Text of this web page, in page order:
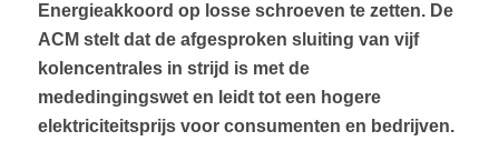
Energieakkoord op losse schroeven te zetten. De
ACM stelt dat de afgesproken sluiting van vijf
kolencentrales in strijd is met de
mededingingswet en leidt tot een hogere
elektriciteitsprijs voor consumenten en bedrijven.